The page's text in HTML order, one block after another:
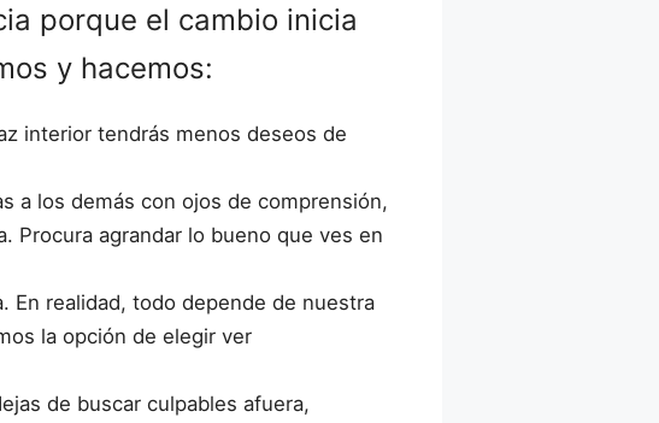
porque el cambio inicia
y hacemos:
interior tendrás menos deseos de
a los demás con ojos de comprensión,
Procura agrandar lo bueno que ves en
En realidad, todo depende de nuestra
la opción de elegir ver
de buscar culpables afuera,